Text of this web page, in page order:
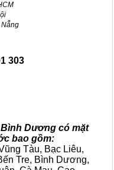
Nẵng
303
Dương có mặt
bao gồm:
Tàu, Bạc Liêu,
Tre, Bình Dương,